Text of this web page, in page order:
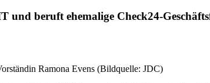
und beruft ehemalige Check24-
Ramona Evens (Bildquelle: JDC)